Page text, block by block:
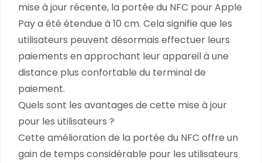
mise à jour récente, la portée du NFC pour Apple
Pay a été étendue à 10 cm. Cela signifie que les
utilisateurs peuvent désormais effectuer leurs
paiements en approchant leur appareil à une
distance plus confortable du terminal de
paiement.
Quels sont les avantages de cette mise à jour
pour les utilisateurs ?
Cette amélioration de la portée du NFC offre un
gain de temps considérable pour les utilisateurs